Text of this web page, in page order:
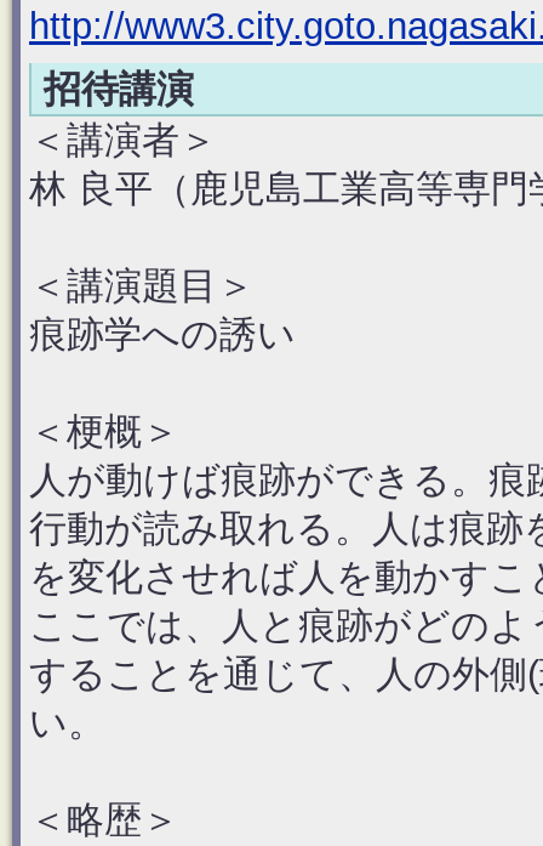
http://
招待講演
＜講演者＞
林 良平（鹿児島工業高等専門
＜講演題目＞
痕跡学への誘い
＜梗概＞
人が動けば痕跡ができる。
行動が読み取れる。人は痕
を変化させれば人を動かす
ここでは、人と痕跡がどの
することを通じて、人の外
い。
＜略歴＞